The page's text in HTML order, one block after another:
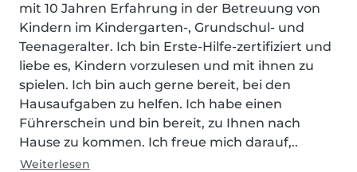
mit 10 Jahren Erfahrung in der Betreuung von
Kindern im Kindergarten-, Grundschul- und
Teenageralter. Ich bin Erste-Hilfe-zertifiziert und
liebe es, Kindern vorzulesen und mit ihnen zu
spielen. Ich bin auch gerne bereit, bei den
Hausaufgaben zu helfen. Ich habe einen
Führerschein und bin bereit, zu Ihnen nach
Hause zu kommen. Ich freue mich darauf,..
Weiterlesen